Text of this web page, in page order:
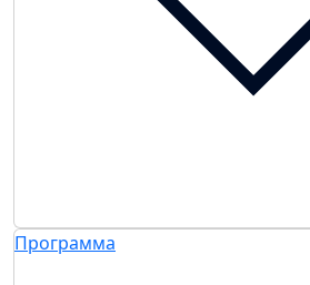
Программа